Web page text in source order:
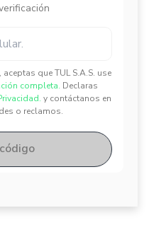
que TUL S.A.S. use
completa. Declaras
y contáctanos en
o reclamos.
✕
✕